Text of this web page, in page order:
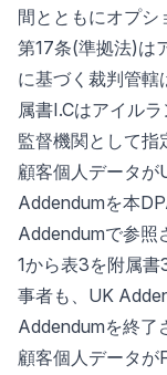
間とともにオプシ
第17条(準拠法)は
に基づく裁判管
属書I.Cはアイル
監督機関として指
顧客個人データ
Addendumを本
Addendumで参照
1から表3を附属
事者も、UK
Addendumを終了
顧客個人データが